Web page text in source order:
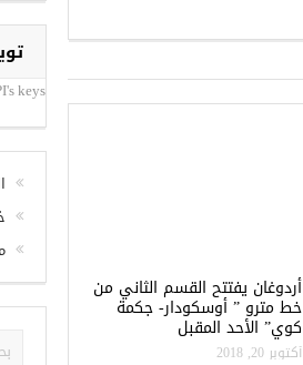
أردوغان يفتتح القسم الثاني من
خط مترو ” أوسكودار- جكمة
كوي” الأحد المقبل
أكتوبر 20, 2018
keys